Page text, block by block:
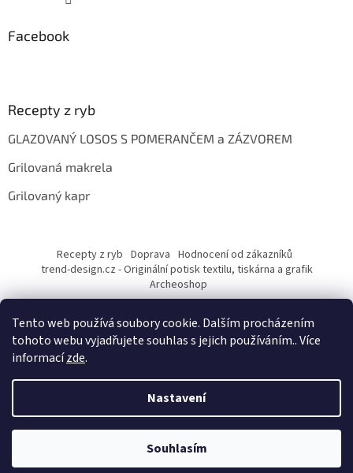
Tento web používá soubory cookie. Dalším procházením
tohoto webu vyjadřujete souhlas s jejich používáním.. Více
informacízde.
Nastavení
Souhlasím
Facebook
Recepty z ryb
GLAZOVANÝ LOSOS S POMERANČEM a ZÁZVOREM
Grilovaná makrela
Grilovaný kapr
Recepty z ryb Doprava Hodnocení od zákazníků
trend-design.cz - Originální potisk textilu, tiskárna a grafik
Archeoshop
Vytvořil Shoptet
rybarskesamolepky.cz